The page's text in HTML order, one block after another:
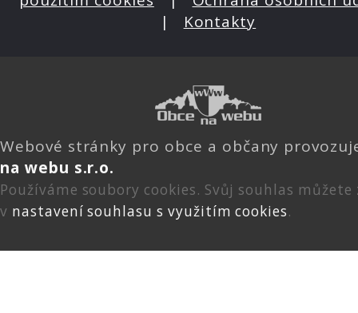
| Kontakty
Webové stránky pro obce a občany
na webu s.r.o.
Používáme soubory cookies. Svůj souhlas
v nastavení souhlasu s využitím cookies.